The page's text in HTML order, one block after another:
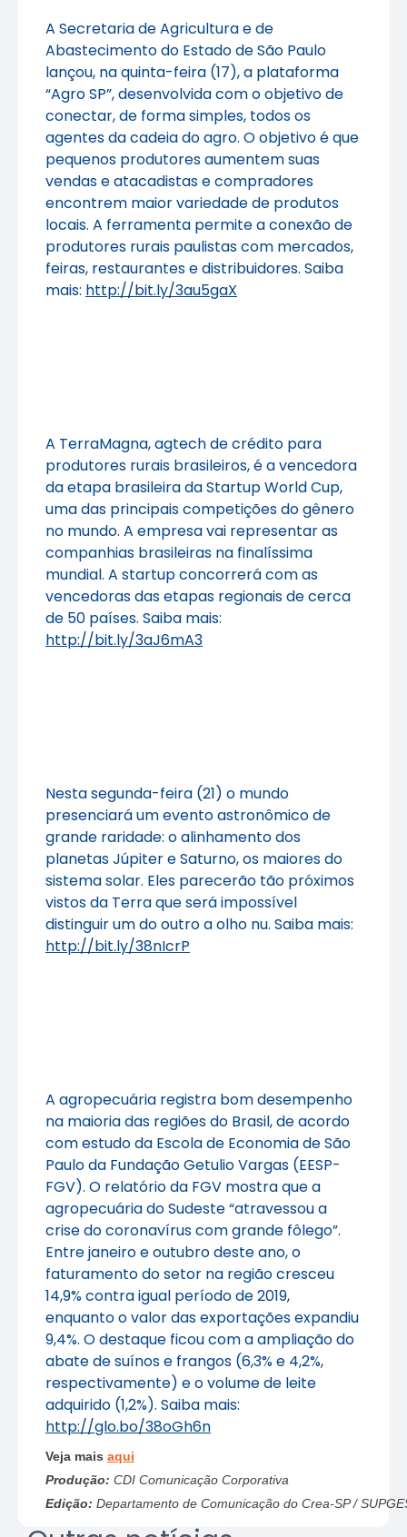
A Secretaria de Agricultura e de
Abastecimento do Estado de São Paulo
lançou, na quinta-feira (17), a plataforma
“Agro SP”, desenvolvida com o objetivo de
conectar, de forma simples, todos os
agentes da cadeia do agro. O objetivo é que
pequenos produtores aumentem suas
vendas e atacadistas e compradores
encontrem maior variedade de produtos
locais. A ferramenta permite a conexão de
produtores rurais paulistas com mercados,
feiras, restaurantes e distribuidores. Saiba
mais: http://bit.ly/3au5gaX
A TerraMagna, agtech de crédito para
produtores rurais brasileiros, é a vencedora
da etapa brasileira da Startup World Cup,
uma das principais competições do gênero
no mundo. A empresa vai representar as
companhias brasileiras na finalíssima
mundial. A startup concorrerá com as
vencedoras das etapas regionais de cerca
de 50 países. Saiba mais:
http://bit.ly/3aJ6mA3
Nesta segunda-feira (21) o mundo
presenciará um evento astronômico de
grande raridade: o alinhamento dos
planetas Júpiter e Saturno, os maiores do
sistema solar. Eles parecerão tão próximos
vistos da Terra que será impossível
distinguir um do outro a olho nu. Saiba mais:
http://bit.ly/38nIcrP
A agropecuária registra bom desempenho
na maioria das regiões do Brasil, de acordo
com estudo da Escola de Economia de São
Paulo da Fundação Getulio Vargas (EESP-
FGV). O relatório da FGV mostra que a
agropecuária do Sudeste “atravessou a
crise do coronavírus com grande fôlego”.
Entre janeiro e outubro deste ano, o
faturamento do setor na região cresceu
14,9% contra igual período de 2019,
enquanto o valor das exportações expandiu
9,4%. O destaque ficou com a ampliação do
abate de suínos e frangos (6,3% e 4,2%,
respectivamente) e o volume de leite
adquirido (1,2%). Saiba mais:
http://glo.bo/38oGh6n
Veja mais aqui
Produção: CDI Comunicação Corporativa
Edição: Departamento de Comunicação do Crea-SP /